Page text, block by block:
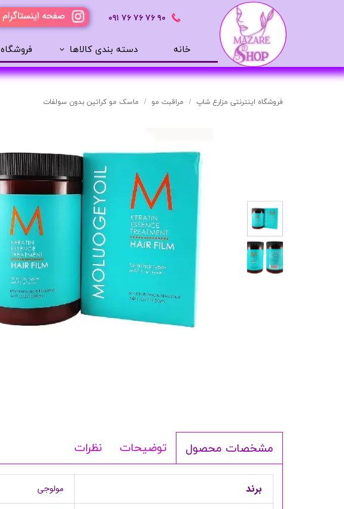
٩٠ ٧۶ ٧۶ ٧۶ ٠٩١
خانه دسته بندی کالاها
محصولات بهداشتی
ضد آفتاب
آب رسان
مرطوب کننده
ژل شستشوی صورت
میسلار
دور چشم
سرم های پوستی
شامپو بدن
ترمیم کننده
لوسیون بدن
آرایشی
پنکک
رژ لب
ریمل
کرم پودر
لیپ گلاس
خط چشم
سایه چشم
لوازم برقی
فروشگاه
فروشگاه اینترنتی مزارع شاپ مراقبت مو ماسک مو کراتین بدون سولفات
مشخصات محصول توضیحات نظرات
برند مولوجی